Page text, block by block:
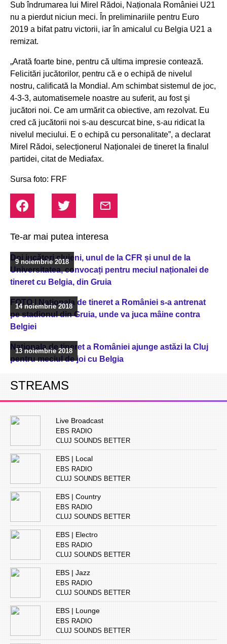
Sub îndrumarea lui Mirel Rădoi, Naționala României U21
nu a pierdut niciun meci. În preliminariile pentru Euro
2019 a bifat patru victorii, iar în amicalul cu Belgia U21 a
remizat.
„Arată foarte bine, pentru că ultima impresie contează.
Felicitări jucătorilor, pentru că e o echipă de nivelul
nostru, calificată la Mondial. Am schimbat sistemul de joc,
4-3-3, automatisemele noastre au suferit, au fost şi
jucători noi. Ce am urmărit ca obiective, am rezolvat. Eu
cred că jucătorii noi s-au descurcat bine, s-au ridicat la
nivelul meciului. E o echipă cu personalitate”, a declarat
Mirel Rădoi, selecționerul Naționalei de tineret la finalul
partidei, citat de Mediafax.
Sursa foto: FRF
Te-ar mai putea interesa
Doi jucători clujeni, unul de la CFR și unul de la
Universitatea, convocați pentru meciul naționalei de
tineret cu Belgia, din Gruia
9 noiembrie 2018
FOTO | Naționala de tineret a României s-a antrenat
pe stadionul din Gruia, unde va juca mâine contra
Belgiei
14 noiembrie 2018
Naționala de tineret a României ajunge astăzi la Cluj
pentru meciul de joi cu Belgia
13 noiembrie 2018
STREAMS
Live Broadcast
EBS RADIO
CLUJ SOUNDS BETTER
EBS | Local
EBS RADIO
CLUJ SOUNDS BETTER
EBS | Country
EBS RADIO
CLUJ SOUNDS BETTER
EBS | Electro
EBS RADIO
CLUJ SOUNDS BETTER
EBS | Jazz
EBS RADIO
CLUJ SOUNDS BETTER
EBS | Lounge
EBS RADIO
CLUJ SOUNDS BETTER